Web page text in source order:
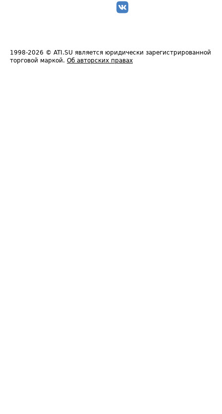
1998-2026 © ATI.SU является юридически зарегистрированной
торговой маркой. Об авторских правах